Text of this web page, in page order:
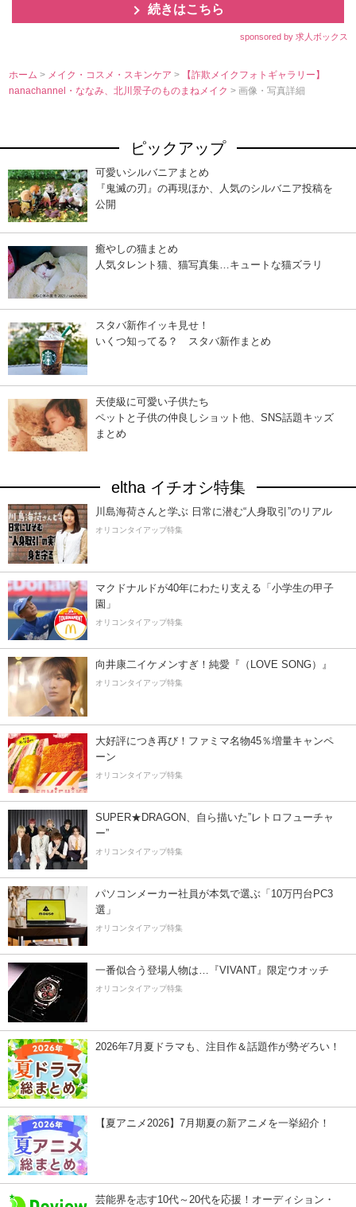
続きはこちら
sponsored by 求人ボックス
ホーム > メイク・コスメ・スキンケア>
【詐欺メイクフォトギャラリー】
nanachannel・ななみ、北川景子のものまねメイク> 画像・写真詳細
ピックアップ
可愛いシルバニアまとめ
『鬼滅の刃』の再現ほか、人気のシルバニア投稿を
公開
癒やしの猫まとめ
人気タレント猫、猫写真集…キュートな猫ズラリ
スタバ新作イッキ見せ！
いくつ知ってる？ スタバ新作まとめ
天使級に可愛い子供たち
ペットと子供の仲良しショット他、SNS話題キッズ
まとめ
eltha イチオシ特集
川島海荷さんと学ぶ 日常に潜む“人身取引”のリアル
オリコンタイアップ特集
マクドナルドが40年にわたり支える「小学生の甲子
園」
オリコンタイアップ特集
向井康二イケメンすぎ！純愛『（LOVE SONG）』
オリコンタイアップ特集
大好評につき再び！ファミマ名物45％増量キャンペ
ーン
オリコンタイアップ特集
SUPER★DRAGON、自ら描いた”レトロフューチャ
ー”
オリコンタイアップ特集
パソコンメーカー社員が本気で選ぶ「10万円台PC3
選」
オリコンタイアップ特集
一番似合う登場人物は…『VIVANT』限定ウオッチ
オリコンタイアップ特集
2026年7月夏ドラマも、注目作＆話題作が勢ぞろい！
【夏アニメ2026】7月期夏の新アニメを一挙紹介！
芸能界を志す10代～20代を応援！オーディション・